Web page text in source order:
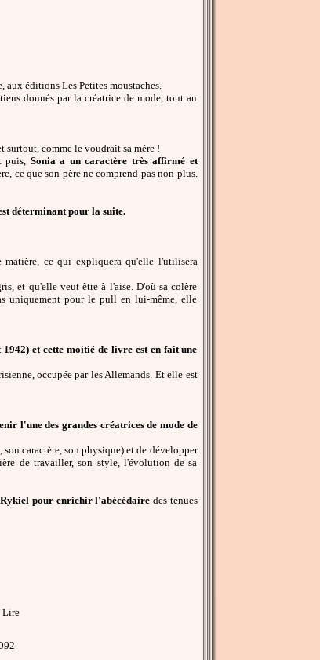
éditions Les Petites moustaches.
donnés par la créatrice de mode, tout au
surtout, comme le voudrait sa mère !
puis, Sonia a un caractère très affirmé et
ce que son père ne comprend pas non plus.
déterminant pour la suite.
ce qui expliquera qu'elle l'utilisera
et qu'elle veut être à l'aise. D'où sa colère
uniquement pour le pull en lui-même, elle
et cette moitié de livre est en fait une
occupée par les Allemands. Et elle est
l'une des grandes créatrices de mode de
caractère, son physique) et de développer
de travailler, son style, l'évolution de sa
Rykiel pour enrichir l'abécédaire des tenues
Lire